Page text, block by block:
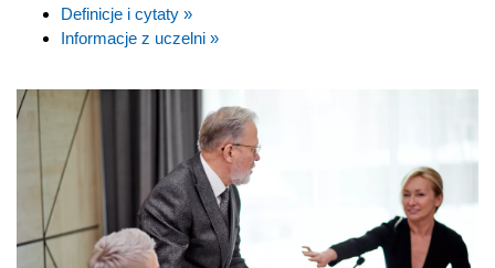
Definicje i cytaty »
Informacje z uczelni »